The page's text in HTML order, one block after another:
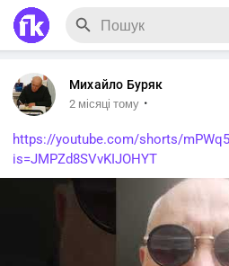
Михайло Буряк
2 місяці тому ·
https://youtube.com/shorts/
is=JMPZd8SVvKIJOHYT